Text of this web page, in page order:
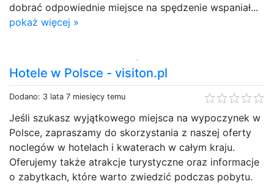
dobrać odpowiednie miejsce na spędzenie wspaniał...
pokaż więcej »
Hotele w Polsce - visiton.pl
Dodano: 3 lata 7 miesięcy temu
Jeśli szukasz wyjątkowego miejsca na wypoczynek w
Polsce, zapraszamy do skorzystania z naszej oferty
noclegów w hotelach i kwaterach w całym kraju.
Oferujemy także atrakcje turystyczne oraz informacje
o zabytkach, które warto zwiedzić podczas pobytu.